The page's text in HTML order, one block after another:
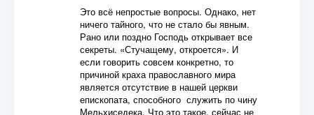
Это всё непростые вопросы. Однако, нет
ничего тайного, что не стало бы явным.
Рано или поздно Господь открывает все
секреты. «Стучащему, откроется». И
если говорить совсем конкретно, то
причиной краха православного мира
является отсутствие в нашей церкви
епископата, способного служить по чину
Мельхиседека. Что это такое, сейчас не